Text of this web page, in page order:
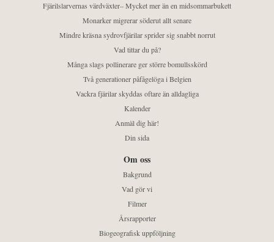
Fjärilslarvernas värdväxter– Mycket mer än en midsommarbukett
Monarker migrerar söderut allt senare
Mindre kräsna sydrovfjärilar sprider sig snabbt norrut
Vad tittar du på?
Många slags pollinerare ger större bomullsskörd
Två generationer påfågelöga i Belgien
Vackra fjärilar skyddas oftare än alldagliga
Kalender
Anmäl dig här!
Din sida
Om oss
Bakgrund
Vad gör vi
Filmer
Årsrapporter
Biogeografisk uppföljning